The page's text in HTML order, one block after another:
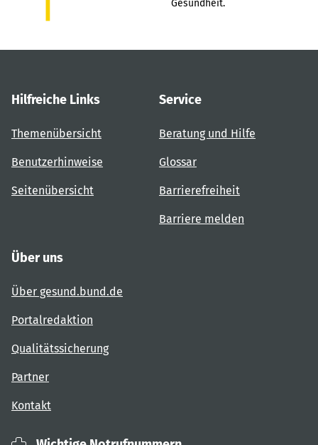
Gesundheit.
Hilfreiche Links
Themenübersicht
Benutzerhinweise
Seitenübersicht
Service
Beratung und Hilfe
Glossar
Barrierefreiheit
Barriere melden
Über uns
Über gesund.bund.de
Portalredaktion
Qualitätssicherung
Partner
Kontakt